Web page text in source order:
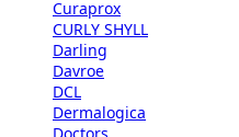
Curaprox
CURLY SHYLL
Darling
Davroe
DCL
Dermalogica